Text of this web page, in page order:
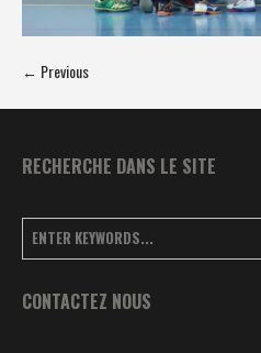
← Previous
RECHERCHE DANS LE SITE
CONTACTEZ NOUS